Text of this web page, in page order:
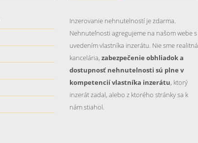
Inzerovanie nehnutelností je zdarma.
Nehnuteľnosti agregujeme na našom webe s
uvedením vlastníka inzerátu. Nie sme realitná
kancelária, zabezpečenie obhliadok a
dostupnosť nehnutelnosti sú plne v
kompetencií vlastníka inzerátu, ktorý
inzerát zadal, alebo z ktorého stránky sa k
nám stiahol.